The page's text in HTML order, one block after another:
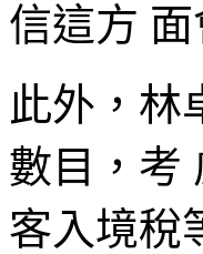
信這方 面
此外，林
數目，考
客入境稅